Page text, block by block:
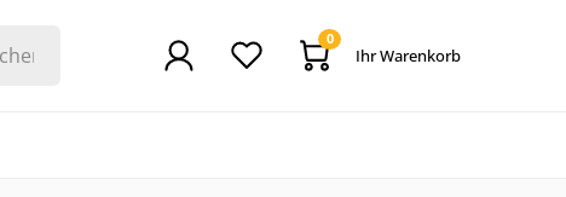
0
Ihr Warenkorb